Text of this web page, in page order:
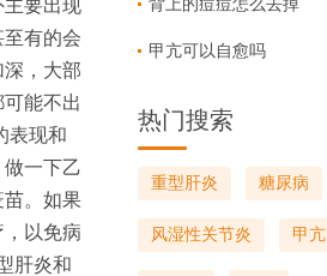
主要出现
有的会
，大部
能不出
表现和
一下乙
苗。如果
以免病
肝炎和
甲亢可以自愈吗
热门搜索
重型肝炎 糖尿病
风湿性关节炎 甲亢